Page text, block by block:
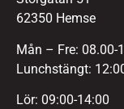
62350 Hemse
Mån – Fre: 08.00-
Lunchstängt:
Lör: 09:00-14:00